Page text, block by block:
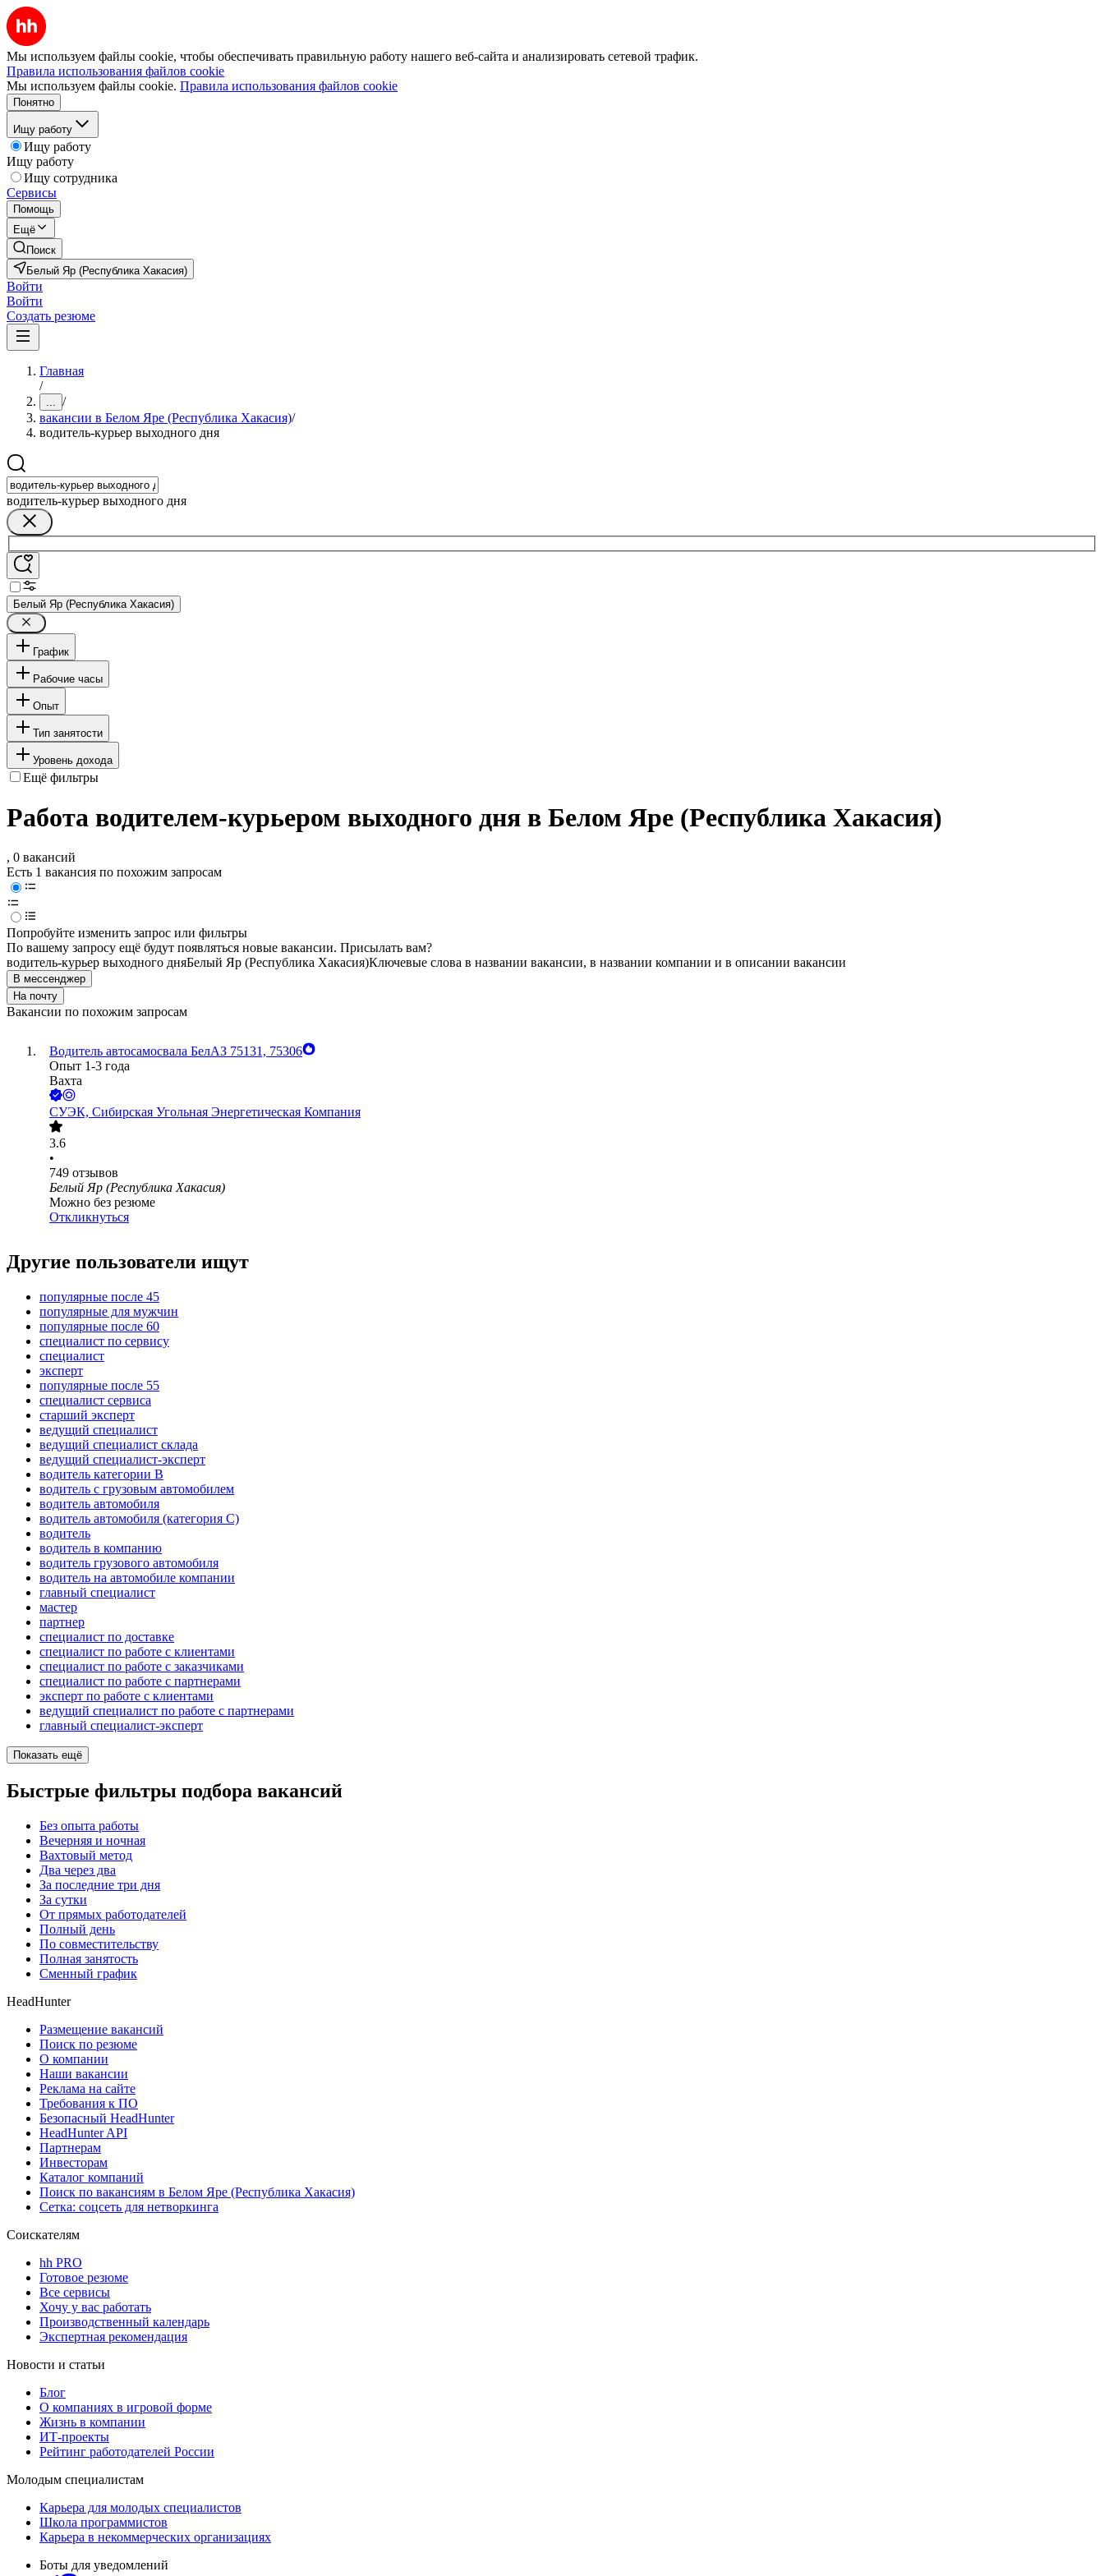
Мы используем файлы cookie, чтобы обеспечивать правильную работу нашего веб-сайта и анализировать сетевой трафик.
Правила использования файлов cookie
Мы используем файлы cookie. Правила использования файлов cookie
Понятно
Ищу работу
Ищу работу
Ищу работу
Ищу сотрудника
Сервисы
Помощь
Ещё
Поиск
Белый Яр (Республика Хакасия)
Войти
Войти
Создать резюме
Главная
/
... /
вакансии в Белом Яре (Республика Хакасия)/
водитель-курьер выходного дня
водитель-курьер выходного дня
Белый Яр (Республика Хакасия)
График
Рабочие часы
Опыт
Тип занятости
Уровень дохода
Ещё фильтры
Работа водителем-курьером выходного дня в Белом Яре (Республика Хакасия)
, 0 вакансий
Есть 1 вакансия по похожим запросам
Попробуйте изменить запрос или фильтры
По вашему запросу ещё будут появляться новые вакансии. Присылать вам?
водитель-курьер выходного дняБелый Яр (Республика Хакасия)Ключевые слова в названии вакансии, в названии компании и в описании вакансии
В мессенджер
На почту
Вакансии по похожим запросам
Водитель автосамосвала БелАЗ 75131, 75306
Опыт 1-3 года
Вахта
СУЭК, Сибирская Угольная Энергетическая Компания
3.6
•
749 отзывов
Белый Яр (Республика Хакасия)
Можно без резюме
Откликнуться
Другие пользователи ищут
популярные после 45
популярные для мужчин
популярные после 60
специалист по сервису
специалист
эксперт
популярные после 55
специалист сервиса
старший эксперт
ведущий специалист
ведущий специалист склада
ведущий специалист-эксперт
водитель категории B
водитель с грузовым автомобилем
водитель автомобиля
водитель автомобиля (категория C)
водитель
водитель в компанию
водитель грузового автомобиля
водитель на автомобиле компании
главный специалист
мастер
партнер
специалист по доставке
специалист по работе с клиентами
специалист по работе с заказчиками
специалист по работе с партнерами
эксперт по работе с клиентами
ведущий специалист по работе с партнерами
главный специалист-эксперт
Показать ещё
Быстрые фильтры подбора вакансий
Без опыта работы
Вечерняя и ночная
Вахтовый метод
Два через два
За последние три дня
За сутки
От прямых работодателей
Полный день
По совместительству
Полная занятость
Сменный график
HeadHunter
Размещение вакансий
Поиск по резюме
О компании
Наши вакансии
Реклама на сайте
Требования к ПО
Безопасный HeadHunter
HeadHunter API
Партнерам
Инвесторам
Каталог компаний
Поиск по вакансиям в Белом Яре (Республика Хакасия)
Сетка: соцсеть для нетворкинга
Соискателям
hh PRO
Готовое резюме
Все сервисы
Хочу у вас работать
Производственный календарь
Экспертная рекомендация
Новости и статьи
Блог
О компаниях в игровой форме
Жизнь в компании
ИТ-проекты
Рейтинг работодателей России
Молодым специалистам
Карьера для молодых специалистов
Школа программистов
Карьера в некоммерческих организациях
Боты для уведомлений